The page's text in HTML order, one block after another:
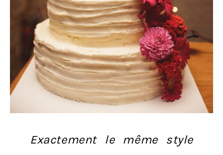
Exactement le même style